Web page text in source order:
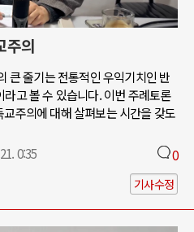
주의
큰 줄기는 전통적인 우익기치인 반
고 볼 수 있습니다. 이번 주례토론
주의에 대해 살펴보는 시간을 갖도
0:35 0
기사수정